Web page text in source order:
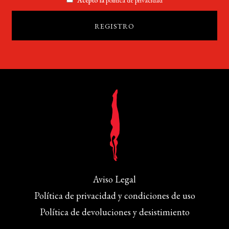
Aviso Legal
Política de privacidad y condiciones de uso
Política de devoluciones y desistimiento